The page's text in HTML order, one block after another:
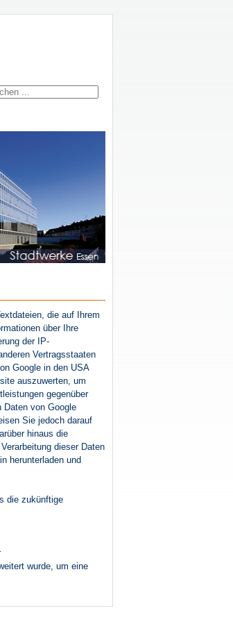
die auf Ihrem
über Ihre
der IP-
Vertragsstaaten
Google in den USA
auszuwerten, um
gegenüber
Daten von Google
Sie jedoch darauf
hinaus die
dieser Daten
herunterladen und
die zukünftige
wurde, um eine